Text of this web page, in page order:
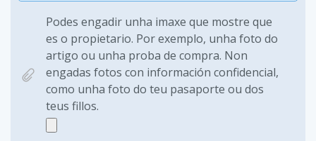
Podes engadir unha imaxe que mostre que
es o propietario. Por exemplo, unha foto do
artigo ou unha proba de compra. Non
engadas fotos con información confidencial,
como unha foto do teu pasaporte ou dos
teus fillos.